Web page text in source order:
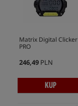
Matrix Digital Clicker
PRO
246,49 PLN
KUP